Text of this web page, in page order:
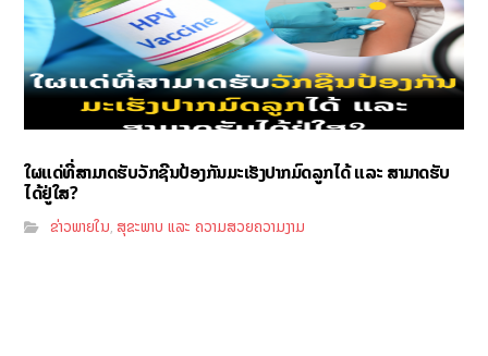
ໃຜແດ່ທີ່ສາມາດຮັບວັກຊີນປ້ອງກັນມະເຮັງປາກມົດລູກໄດ້ ແລະ ສາມາດຮັບ
ໄດ້ຢູ່ໃສ?
ຂ່າວພາຍໃນ,ສຸຂະພາບ ແລະ ຄວາມສວຍຄວາມງາມ